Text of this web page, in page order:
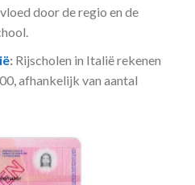
door de regio en de
:Rijscholen in Italië rekenen
afhankelijk van aantal